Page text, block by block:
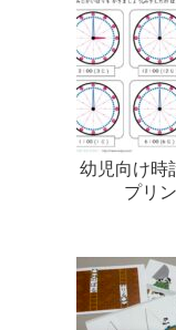
幼児向け時
プリ